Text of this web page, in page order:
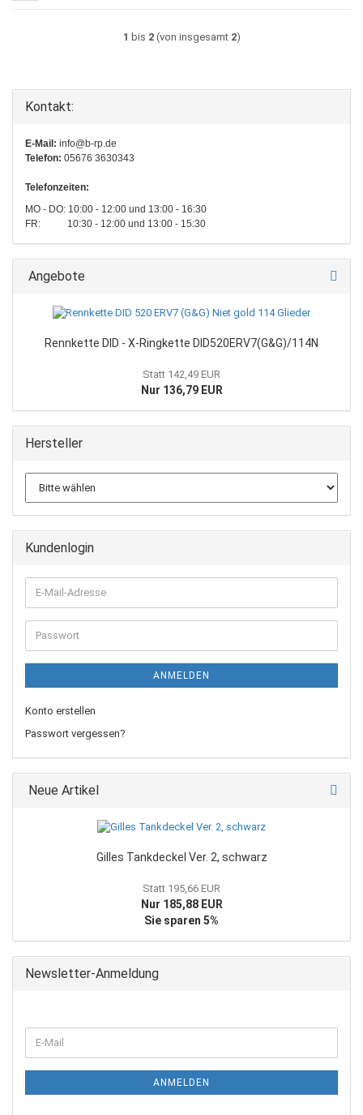
1 bis 2(von insgesamt 2)
Kontakt:
E-Mail: info@b-rp.de
Telefon: 05676 3630343
Telefonzeiten:
MO - DO: 10:00 - 12:00 und 13:00 - 16:30
FR: 10:30 - 12:00 und 13:00 - 15:30
Angebote
Rennkette DID - X-Ringkette DID520ERV7(G&G)/114N
Statt 142,49 EUR
Nur 136,79 EUR
Hersteller
Kundenlogin
E-
Mail-
Adresse
Passwort
ANMELDEN
Konto erstellen
Passwort vergessen?
Neue Artikel
Gilles Tankdeckel Ver. 2, schwarz
Statt 195,66 EUR
Nur 185,88 EUR
Sie sparen 5%
Newsletter-Anmeldung
ZUR
NEWSLETTER-
E-
Mail
ANMELDEN